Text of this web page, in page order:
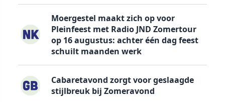
Moergestel maakt zich op voor
Pleinfeest met Radio JND Zomertour
op 16 augustus: achter één dag feest
schuilt maanden werk
Cabaretavond zorgt voor geslaagde
stijlbreuk bij Zomeravond